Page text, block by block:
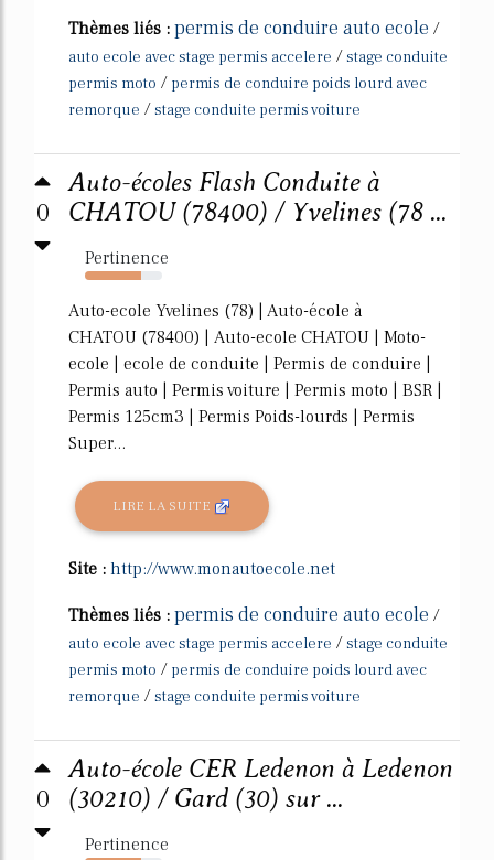
Thèmes liés : permis de conduire auto ecole /
auto ecole avec stage permis accelere /stage conduite
permis moto / permis de conduire poids lourd avec
remorque /stage conduite permis voiture
0
Auto-écoles Flash Conduite à
CHATOU (78400) / Yvelines (78 ...
Pertinence
73%
Auto-ecole Yvelines (78) | Auto-école à
CHATOU (78400) | Auto-ecole CHATOU | Moto-
ecole | ecole de conduite | Permis de conduire |
Permis auto | Permis voiture | Permis moto | BSR |
Permis 125cm3 | Permis Poids-lourds | Permis
Super...
LIRE LA SUITE
Site : http://www.monautoecole.net
Thèmes liés : permis de conduire auto ecole /
auto ecole avec stage permis accelere /stage conduite
permis moto / permis de conduire poids lourd avec
remorque /stage conduite permis voiture
0
Auto-école CER Ledenon à Ledenon
(30210) / Gard (30) sur ...
Pertinence